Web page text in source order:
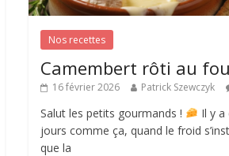
Nos recettes
Camembert rôti au
16 février 2026 Patrick Szewczyk
Salut les petits gourmands !
Il y a
jours comme ça, quand le froid
que la